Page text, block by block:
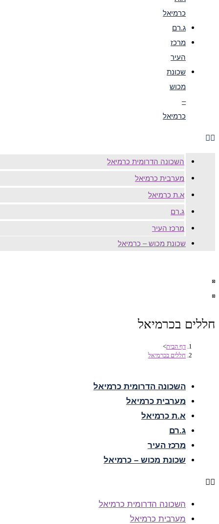
כרמיאל
ג.רם
מרכז
העיר
שכונת
מכוש
–
כרמיאל
השכונה הדרומית כרמיאל
מערבית כרמיאל
א.ת כרמיאל
ג.רם
מרכז העיר
שכונת מכוש – כרמיאל
חללים בכרמיאל
דף הבית>
חללים בכרמיאל
השכונה הדרומית כרמיאל
מערבית כרמיאל
א.ת כרמיאל
ג.רם
מרכז העיר
שכונת מכוש – כרמיאל
השכונה הדרומית כרמיאל
מערבית כרמיאל